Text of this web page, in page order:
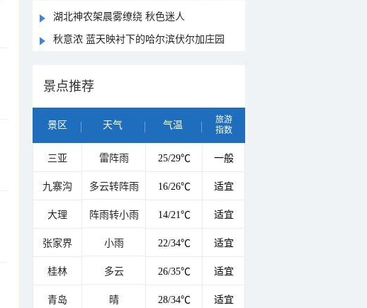
湖北神农架晨雾缭绕 秋色迷人
秋意浓 蓝天映衬下的哈尔滨伏尔加庄园
景点推荐
景区 天气 气温
旅游
指数
三亚 雷阵雨 25/29℃ 一般
九寨沟 多云转阵雨 16/26℃ 适宜
大理 阵雨转小雨 14/21℃ 适宜
张家界 小雨 22/34℃ 适宜
桂林 多云 26/35℃ 适宜
青岛 晴 28/34℃ 适宜